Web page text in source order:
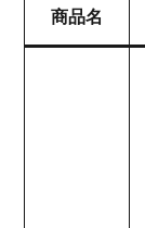
商品名